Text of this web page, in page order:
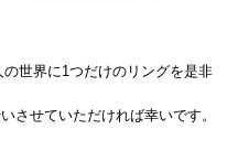
の世界に1つだけのリングを是非
させていただければ幸いです。